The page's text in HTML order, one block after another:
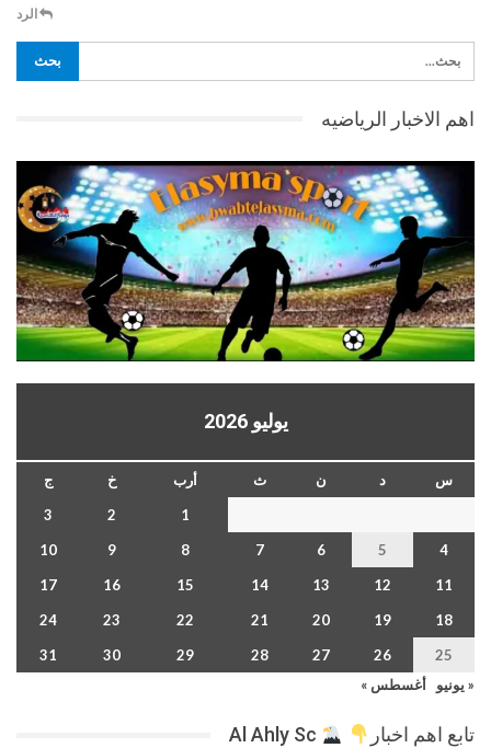
الرد
اهم الاخبار الرياضيه
يوليو 2026
س د ن ث أرب خ
ج
1
2
3
4
5
6
7
8
9
10
11
12
13
14
15
16
17
18
19
20
21
22
23
24
25
26
27
28
29
30
31
« يونيو
أغسطس »
تابع اهم اخبار